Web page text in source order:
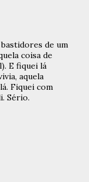
de um
coisa de
E fiquei lá
aquela
Fiquei com
Sério.